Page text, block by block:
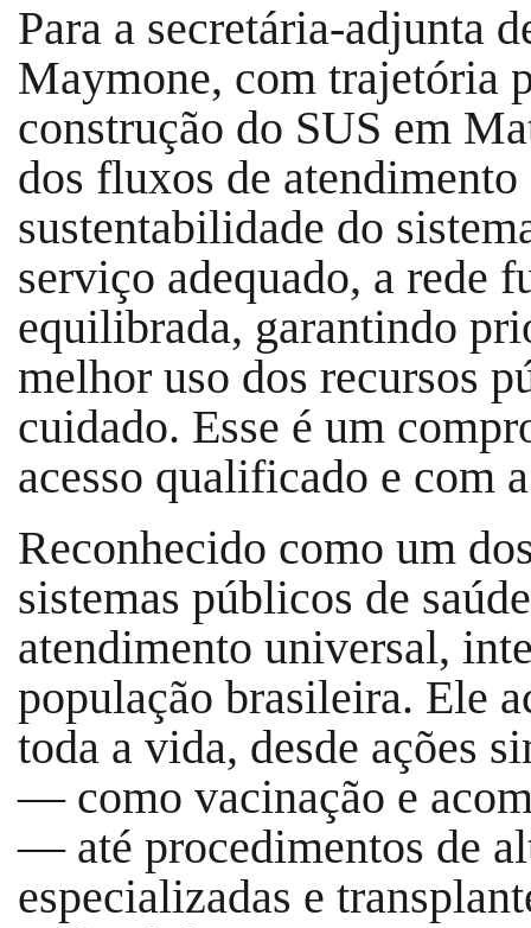
Para a secretária-adjunta
Maymone, com trajetória
construção do SUS em
dos fluxos de
sustentabilidade do
serviço adequado, a rede
equilibrada, garantindo
melhor uso dos recursos
cuidado. Esse é um
acesso qualificado e com
Reconhecido como um
sistemas públicos de
atendimento universal,
população brasileira. Ele
toda a vida, desde ações
— como vacinação e
— até procedimentos de
especializadas e